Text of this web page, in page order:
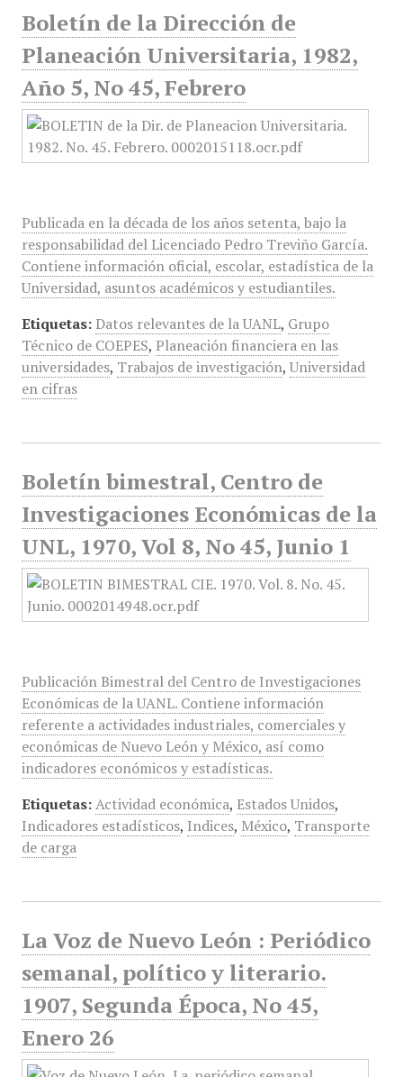
Boletín de la Dirección de
Planeación Universitaria, 1982,
Año 5, No 45, Febrero
Publicada en la década de los años setenta, bajo la
responsabilidad del Licenciado Pedro Treviño García.
Contiene información oficial, escolar, estadística de la
Universidad, asuntos académicos y estudiantiles.
Etiquetas: Datos relevantes de la UANL, Grupo
Técnico de COEPES, Planeación financiera en las
universidades, Trabajos de investigación, Universidad
en cifras
Boletín bimestral, Centro de
Investigaciones Económicas de la
UNL, 1970, Vol 8, No 45, Junio 1
Publicación Bimestral del Centro de Investigaciones
Económicas de la UANL. Contiene información
referente a actividades industriales, comerciales y
económicas de Nuevo León y México, así como
indicadores económicos y estadísticas.
Etiquetas: Actividad económica, Estados Unidos,
Indicadores estadísticos, Indices, México, Transporte
de carga
La Voz de Nuevo León : Periódico
semanal, político y literario.
1907, Segunda Época, No 45,
Enero 26